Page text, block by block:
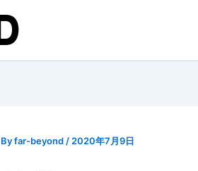
Byfar-beyond / 2020年7月9日